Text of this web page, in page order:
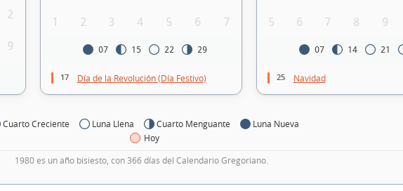
2
9
1 2 3 4 5 6 7
07 15 22 29
17 Día de la Revolución (Día Festivo)
5 6 7 8 9
07 14 21
25 Navidad
Cuarto Creciente Luna Llena Cuarto Menguante
Luna Nueva
Hoy
1980 es un año bisiesto, con 366 días del Calendario Gregoriano.